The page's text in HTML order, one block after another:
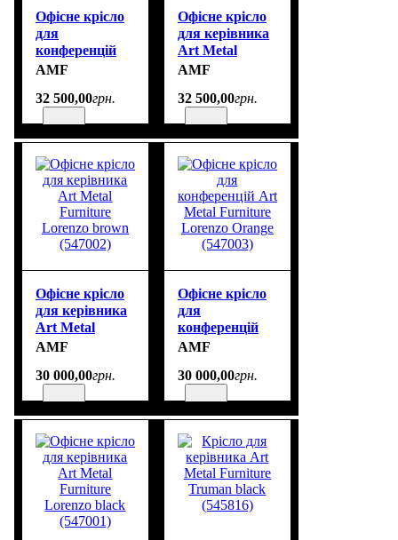
Офісне крісло
для
конференцій
Art Metal
Lorenzo XL
(547000)
AMF
32 500,00грн.
Офісне крісло
для керівника
Art Metal
Furniture
brown (546999)
AMF
32 500,00грн.
Офісне крісло
для керівника
Art Metal
Furniture
(547002)
AMF
30 000,00грн.
Офісне крісло
для
конференцій
Art Metal
Lorenzo Orange
AMF
30 000,00грн.